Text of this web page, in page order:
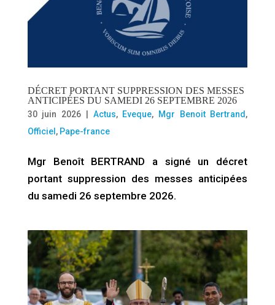
DÉCRET PORTANT SUPPRESSION DES MESSES
ANTICIPÉES DU SAMEDI 26 SEPTEMBRE 2026
30 juin 2026 Actus, Eveque, Mgr Benoit Bertrand ,
Officiel , Pape-france
Mgr Benoît BERTRAND a signé un décret
portant suppression des messes anticipées
du samedi 26 septembre 2026.